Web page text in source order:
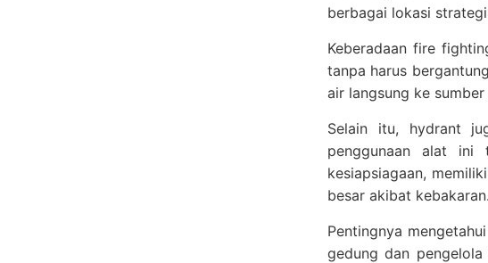
berbagai lokasi
Keberadaan fire
tanpa harus
air langsung ke
Selain itu, hydrant
penggunaan alat ini
kesiapsiagaan,
besar akibat kebakaran.
Pentingnya
gedung dan